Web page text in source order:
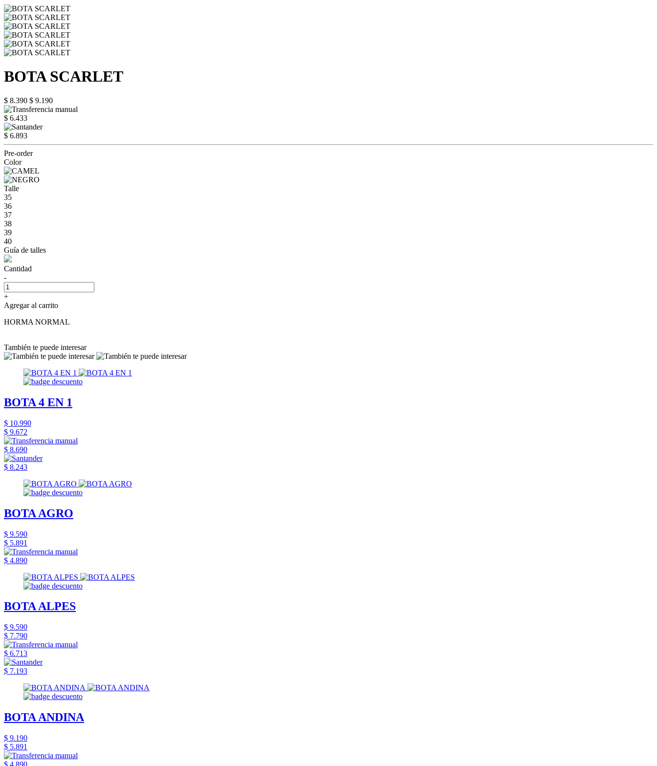
BOTA SCARLET
$ 8.390 $ 9.190
$ 6.433
$ 6.893
Pre-order
Color
Talle
35
36
37
38
39
40
Guía de talles
Cantidad
-
+
Agregar al carrito
HORMA NORMAL
También te puede interesar
BOTA 4 EN 1
$ 10.990
$ 9.672
$ 8.690
$ 8.243
BOTA AGRO
$ 9.590
$ 5.891
$ 4.890
BOTA ALPES
$ 9.590
$ 7.790
$ 6.713
$ 7.193
BOTA ANDINA
$ 9.190
$ 5.891